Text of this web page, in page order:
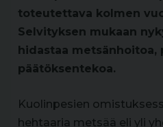
toteutettava kolmen
Selvityksen mukaan
hidastaa metsänhoitoa,
päätöksentekoa.
Kuolinpesien
hehtaaria metsää eli yli